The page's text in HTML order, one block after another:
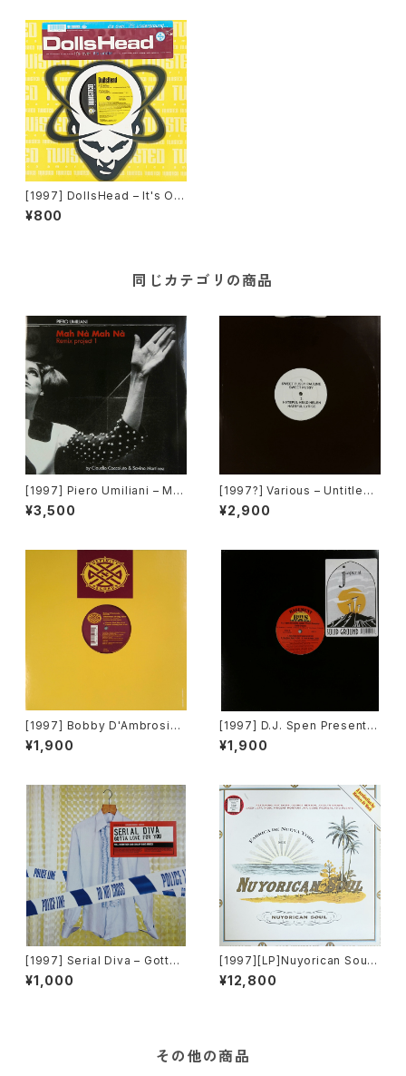
[1997] DollsHead – It's Ov
er (It's Under) [Twisted Am
erica Records]
¥800
同じカテゴリの商品
[1997] Piero Umiliani – Ma
h Nà Mah Nà (Remix Projec
t 1) [Easy Tempo]
¥3,500
[1997?] Various – Untitled
(The Braxtons) – BRAX 01)
[Not On Label][PROMO]
¥2,900
[1997] Bobby D'Ambrosio
Featuring Michelle Weeks
– Moment Of My Life [Defi
¥1,900
[1997] D.J. Spen Presents
Jasper Street Company –
Solid Ground [Basement B
¥1,900
[1997] Serial Diva – Gotta
Love For You [Sound Of Mi
nistry]
¥1,000
[1997][LP]Nuyorican Soul –
Nuyorican Soul [Talkin' Lo
ud][2枚組]
¥12,800
その他の商品